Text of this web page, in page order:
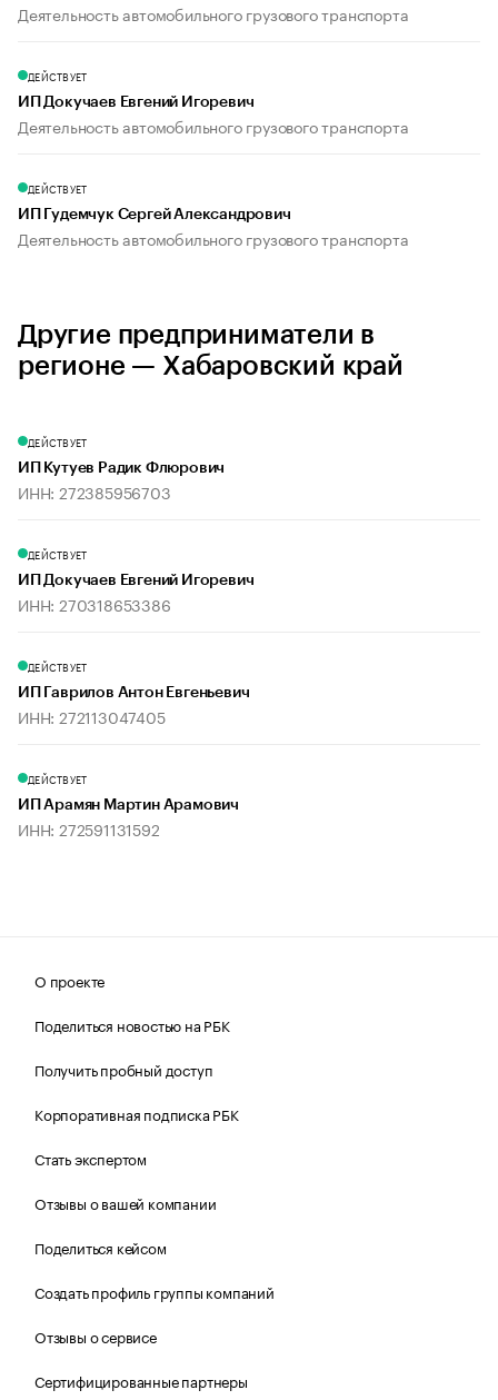
Деятельность автомобильного грузового транспорта
ДЕЙСТВУЕТ
ИП Докучаев Евгений Игоревич
Деятельность автомобильного грузового транспорта
ДЕЙСТВУЕТ
ИП Гудемчук Сергей Александрович
Деятельность автомобильного грузового транспорта
Другие предприниматели в
регионе — Хабаровский край
ДЕЙСТВУЕТ
ИП Кутуев Радик Флюрович
ИНН: 272385956703
ДЕЙСТВУЕТ
ИП Докучаев Евгений Игоревич
ИНН: 270318653386
ДЕЙСТВУЕТ
ИП Гаврилов Антон Евгеньевич
ИНН: 272113047405
ДЕЙСТВУЕТ
ИП Арамян Мартин Арамович
ИНН: 272591131592
О проекте
Поделиться новостью на РБК
Получить пробный доступ
Корпоративная подписка РБК
Стать экспертом
Отзывы о вашей компании
Поделиться кейсом
Создать профиль группы компаний
Отзывы о сервисе
Сертифицированные партнеры